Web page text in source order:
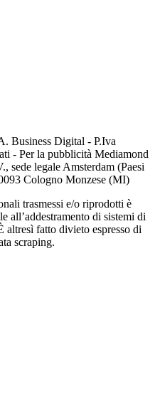
Business Digital - P.Iva
- Per la pubblicità Mediamond
sede legale Amsterdam (Paesi
Cologno Monzese (MI)
trasmessi e/o riprodotti è
all’addestramento di sistemi di
altresì fatto divieto espresso di
scraping.